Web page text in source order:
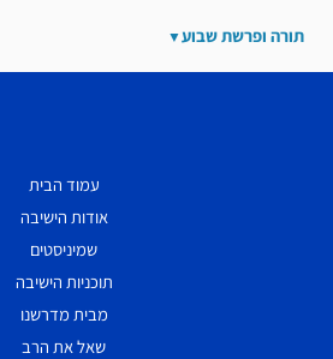
תורה ופרשת שבוע
עמוד הבית
אודות הישיבה
שמיניסטים
תוכניות הישיבה
מבית מדרשנו
שאל את הרב